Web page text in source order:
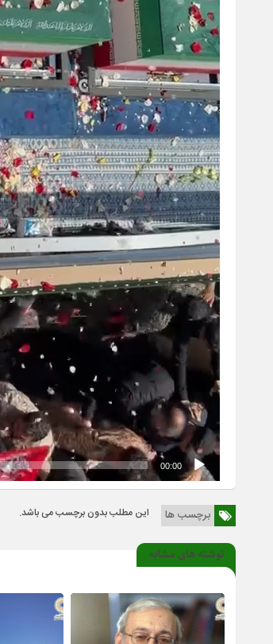
00:00
برچسب ها این مطلب بدون برچسب می باشد.
نوشته های مشابه